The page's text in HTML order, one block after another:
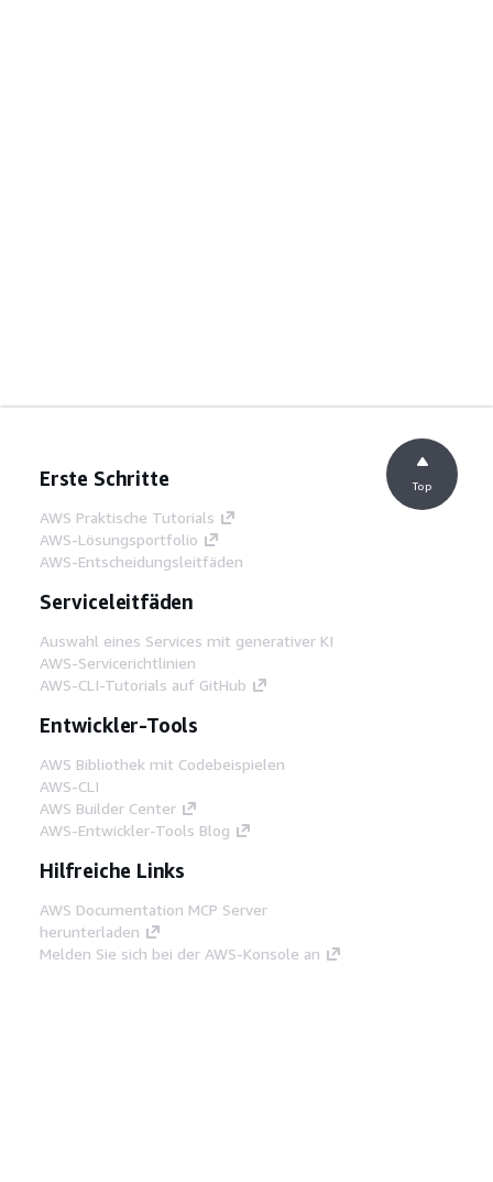
Erste Schritte
AWS Praktische Tutorials
AWS-Lösungsportfolio
AWS-Entscheidungsleitfäden
Serviceleitfäden
Auswahl eines Services mit generativer KI
AWS-Servicerichtlinien
AWS-CLI-Tutorials auf GitHub
Entwickler-Tools
AWS Bibliothek mit Codebeispielen
AWS-CLI
AWS Builder Center
AWS-Entwickler-Tools Blog
Hilfreiche Links
AWS Documentation MCP Server
herunterladen
Melden Sie sich bei der AWS-Konsole an
Top